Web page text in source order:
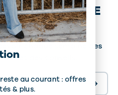
SUR VOTRE
chaque semaine des
et des conseils.
au courant : offres
& plus.